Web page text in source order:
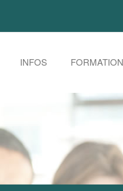
INFOS